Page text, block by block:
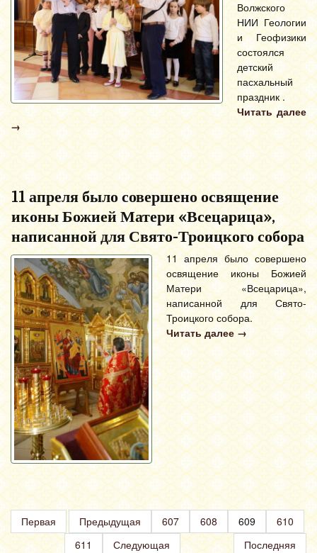
Волжского
НИИ Геологии
и Геофизики
состоялся
детский
пасхальный
праздник .
Читать далее
→
11 апреля было совершено освящение
иконы Божией Матери «Всецарица»,
написанной для Свято-Троицкого собора
11 апреля было совершено
освящение иконы Божией
Матери «Всецарица»,
написанной для Свято-
Троицкого собора.
Читать далее →
Первая Предыдущая 607 608 609
610
611
Следующая Последняя